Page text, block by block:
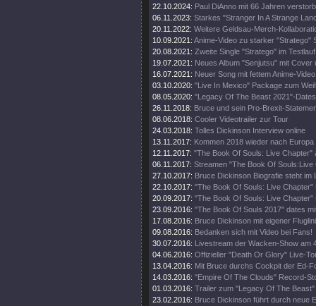
22.10.2024: Paul DiAnno mit 66 Jahren
06.11.2023: Starkes "Stranger In A Strange
20.11.2022: Weitere Geldsau-Merch-
10.09.2021: Anime-Video zu starker "Stratego"
20.08.2021: Zweite Single "Stratego" im Testlauf
19.07.2021: Neues Album "Senjutsu" mit Cover
16.07.2021: Neuer Song mit fettem Anime-Video
03.10.2020: "Live In Mexico" Package zum
08.05.2020: "Legacy Of The Beast 2021"-Dates
26.11.2018: Bruce und sein Pro-Brexit-
08.06.2018: Cooler Videotrailer zur Tour
24.03.2018: Tolles Dickinson Interview online
13.11.2017: Kommen 2018 wieder nach Europa
12.11.2017: "The Book Of Souls: Live Chapter"
06.11.2017: Streamen "The Book Of Souls:Live
27.10.2017: Bruce Dickinson Biografie steht im
22.10.2017: "The Book Of Souls: Live Chapter"
20.09.2017: "The Book Of Souls: Live Chapter"
23.09.2016: "The Book Of Souls 2017" dates
17.08.2016: Bruce Dickinson mit eigener
09.08.2016: Bedanken sich mit Video bei Fans!
30.07.2016: Livestream der Wacken-Show am
04.06.2016: Offizieller "Death Or Glory" Live-
13.04.2016: Mit Bruce durchs Cockpit der Ed-
14.03.2016: "Empire Of The Clouds" Record-
01.03.2016: Trailer zum "Legacy Of The Beast"
23.02.2016: Bruce Dickinson führt durch neue